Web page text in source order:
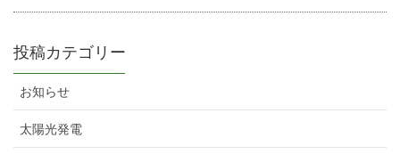
投稿カテゴリー
お知らせ
太陽光発電